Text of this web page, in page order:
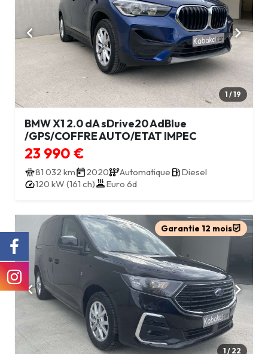
1 / 19
BMW X1 2.0 dA sDrive20 AdBlue
/GPS/COFFRE AUTO/ETAT IMPEC
23 990 €
81 032 km 2020 Automatique
Diesel
120 kW (161 ch)
Euro 6d
Garantie 12 mois
1 / 22